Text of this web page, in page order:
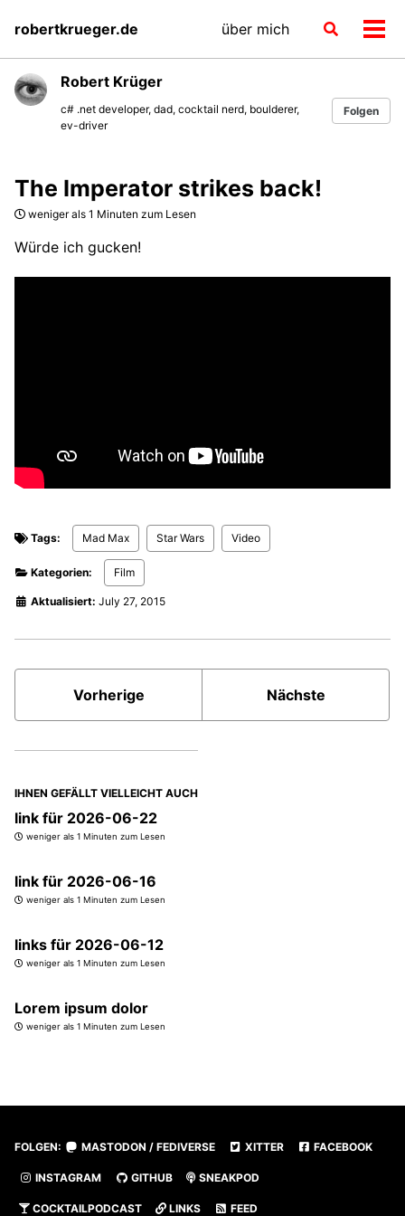
primary
navigation
content
footer
robertkrueger.de über mich
Toggle
Robert Krüger
c# .net developer, dad, cocktail nerd, boulderer,
ev-driver
Folgen
The Imperator strikes back!
weniger als 1 Minuten zum Lesen
Würde ich gucken!
Tags: Mad Max Star Wars Video
Kategorien: Film
Aktualisiert: July 27, 2015
Vorherige Nächste
IHNEN GEFÄLLT VIELLEICHT AUCH
link für 2026-06-22
weniger als 1 Minuten zum Lesen
link für 2026-06-16
weniger als 1 Minuten zum Lesen
links für 2026-06-12
weniger als 1 Minuten zum Lesen
Lorem ipsum dolor
weniger als 1 Minuten zum Lesen
FOLGEN: MASTODON / FEDIVERSE XITTER FACEBOOK
INSTAGRAM GITHUB SNEAKPOD
COCKTAILPODCAST LINKS FEED